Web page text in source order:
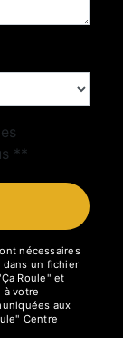
**
nécessaires
un fichier
Roule" et
à votre
aux
Centre